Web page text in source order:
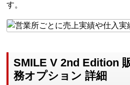
す。
SMILE V 2nd Edition
務オプション 詳細